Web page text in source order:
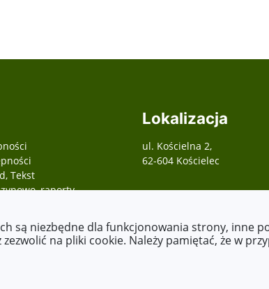
Tekst
raporty,
Lokalizacja
ul. Kościelna 2,
62-604 Kościelec
są niezbędne dla funkcjonowania strony, inne
na pliki cookie. Należy pamiętać, że w